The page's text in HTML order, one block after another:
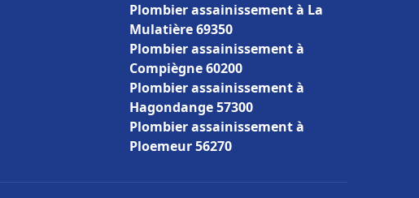
Plombier assainissement à La
Mulatière 69350
Plombier assainissement à
Compiègne 60200
Plombier assainissement à
Hagondange 57300
Plombier assainissement à
Ploemeur 56270